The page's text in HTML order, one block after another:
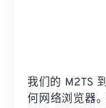
我们的 M2TS
何网络浏览器